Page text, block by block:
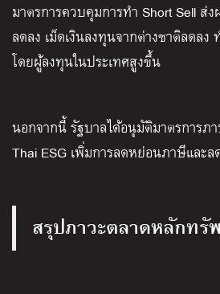
มาตรการควบคุมการทำ Short Sell ส่ง
ลดลง เม็ดเงินลงทุนจากต่างชาติลดล
โดยผู้ลงทุนในประเทศสูงขึ้น
นอกจากนี้ รัฐบาลได้อนุมัติมาตรการภ
Thai ESG เพิ่มการลดหย่อนภาษีและล
สรุปภาวะตลาดหลักทรั